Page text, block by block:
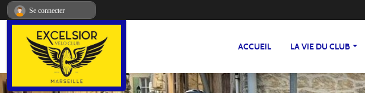
ACCUEIL LA VIE DU CLUB
Se connecter
Panneau de gestion des cookies